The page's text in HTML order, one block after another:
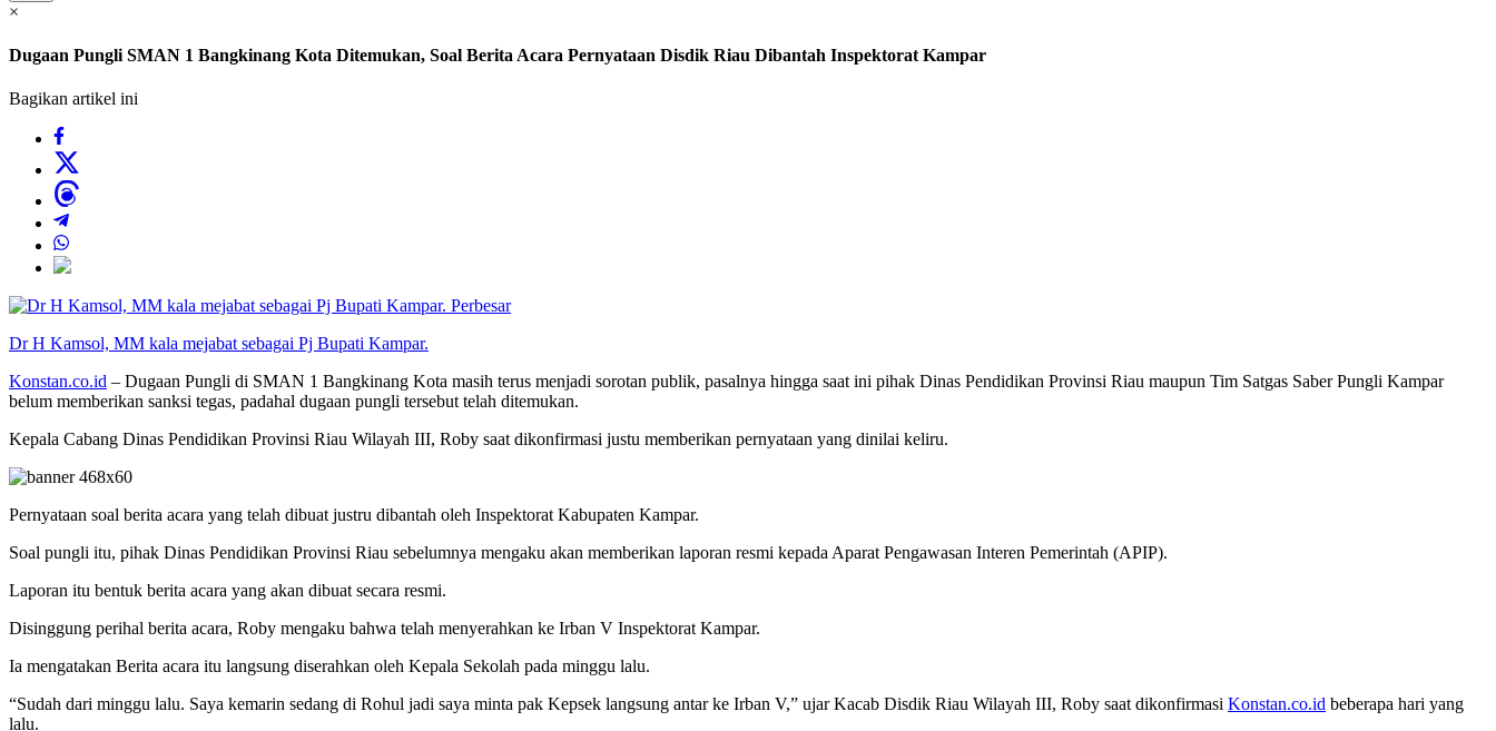
×
Dugaan Pungli SMAN 1 Bangkinang Kota Ditemukan, Soal Berita Acara Pernyataan Disdik Riau Dibantah Inspektorat Kampar
Bagikan artikel ini
Perbesar
Dr H Kamsol, MM kala mejabat sebagai Pj Bupati Kampar.
Konstan.co.id – Dugaan Pungli di SMAN 1 Bangkinang Kota masih terus menjadi sorotan publik, pasalnya hingga saat ini pihak Dinas Pendidikan Provinsi Riau maupun Tim Satgas Saber Pungli Kampar
belum memberikan sanksi tegas, padahal dugaan pungli tersebut telah ditemukan.
Kepala Cabang Dinas Pendidikan Provinsi Riau Wilayah III, Roby saat dikonfirmasi justu memberikan pernyataan yang dinilai keliru.
Pernyataan soal berita acara yang telah dibuat justru dibantah oleh Inspektorat Kabupaten Kampar.
Soal pungli itu, pihak Dinas Pendidikan Provinsi Riau sebelumnya mengaku akan memberikan laporan resmi kepada Aparat Pengawasan Interen Pemerintah (APIP).
Laporan itu bentuk berita acara yang akan dibuat secara resmi.
Disinggung perihal berita acara, Roby mengaku bahwa telah menyerahkan ke Irban V Inspektorat Kampar.
Ia mengatakan Berita acara itu langsung diserahkan oleh Kepala Sekolah pada minggu lalu.
“Sudah dari minggu lalu. Saya kemarin sedang di Rohul jadi saya minta pak Kepsek langsung antar ke Irban V,” ujar Kacab Disdik Riau Wilayah III, Roby saat dikonfirmasi Konstan.co.id beberapa hari yang
lalu.